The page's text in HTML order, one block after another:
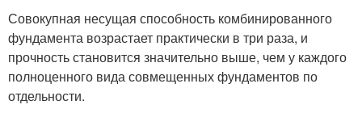
Совокупная несущая способность комбинированного
фундамента возрастает практически в три раза, и
прочность становится значительно выше, чем у каждого
полноценного вида совмещенных фундаментов по
отдельности.